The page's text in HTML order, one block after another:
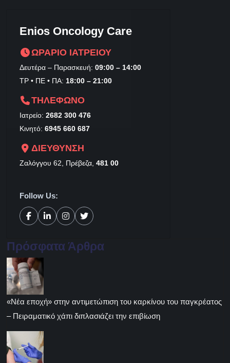
Enios Oncology Care
ΩΡΑΡΙΟ ΙΑΤΡΕΙΟΥ
Δευτέρα – Παρασκευή: 09:00 – 14:00
ΤΡ • ΠΕ • ΠΑ: 18:00 – 21:00
ΤΗΛΕΦΩΝΟ
Ιατρείο: 2682 300 476
Κινητό: 6945 660 687
ΔΙΕΥΘΥΝΣΗ
Ζαλόγγου 62, Πρέβεζα, 481 00
Follow Us:
Πρόσφατα Άρθρα
«Νέα εποχή» στην αντιμετώπιση του καρκίνου του παγκρέατος
– Πειραματικό χάπι διπλασιάζει την επιβίωση